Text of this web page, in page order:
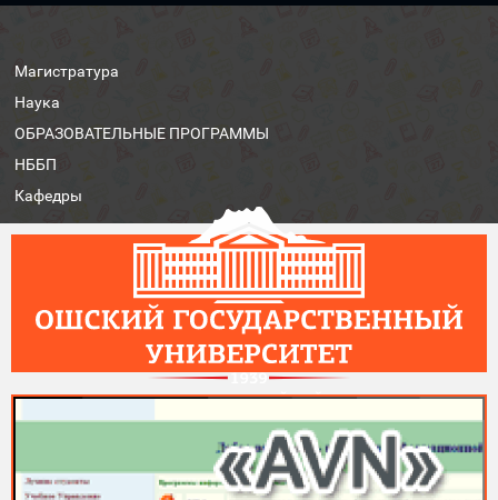
Магистратура
Наука
ОБРАЗОВАТЕЛЬНЫЕ ПРОГРАММЫ
НББП
Кафедры